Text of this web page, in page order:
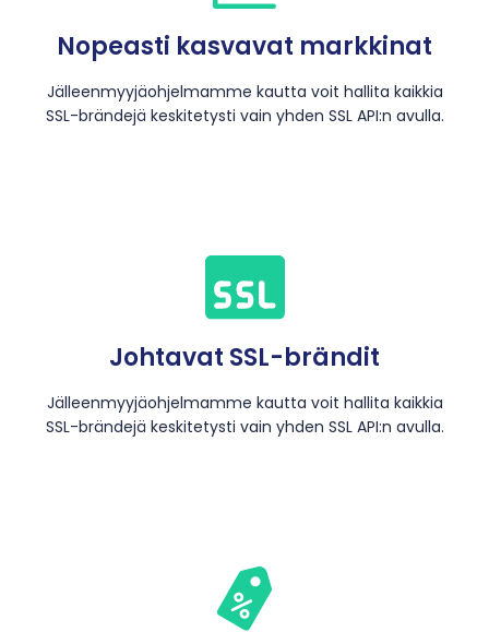
Nopeasti kasvavat markkinat
Jälleenmyyjäohjelmamme kautta voit hallita kaikkia
SSL-brändejä keskitetysti vain yhden SSL API:n avulla.
Johtavat SSL-brändit
Jälleenmyyjäohjelmamme kautta voit hallita kaikkia
SSL-brändejä keskitetysti vain yhden SSL API:n avulla.